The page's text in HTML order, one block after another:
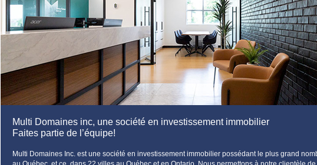
Multi Domaines inc, une société en investissement immobilier
Faites partie de l’équipe!
Multi Domaines Inc. est une société en investissement immobilier possédant le plus grand